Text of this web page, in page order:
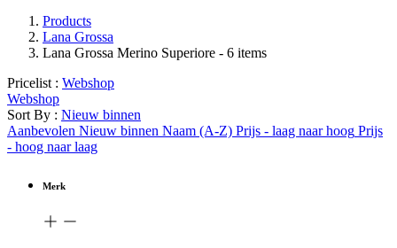
Products
Lana Grossa
Lana Grossa Merino Superiore - 6 items
Pricelist : Webshop
Webshop
Sort By : Nieuw binnen
Aanbevolen Nieuw binnen Naam (A-Z) Prijs - laag naar hoog Prijs
- hoog naar laag
Merk